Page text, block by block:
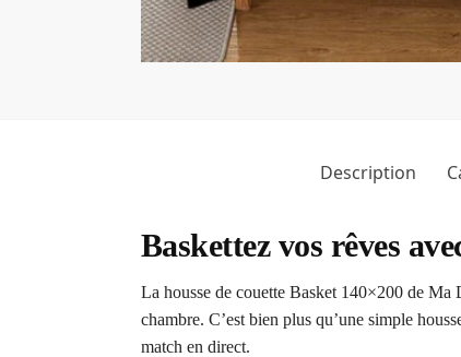
Description
Baskettez vos rêves
La housse de couette Basket 140×200 de Ma
chambre. C’est bien plus qu’une simple
match en direct.